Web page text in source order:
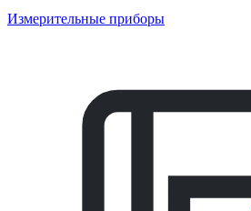
Измерительные приборы